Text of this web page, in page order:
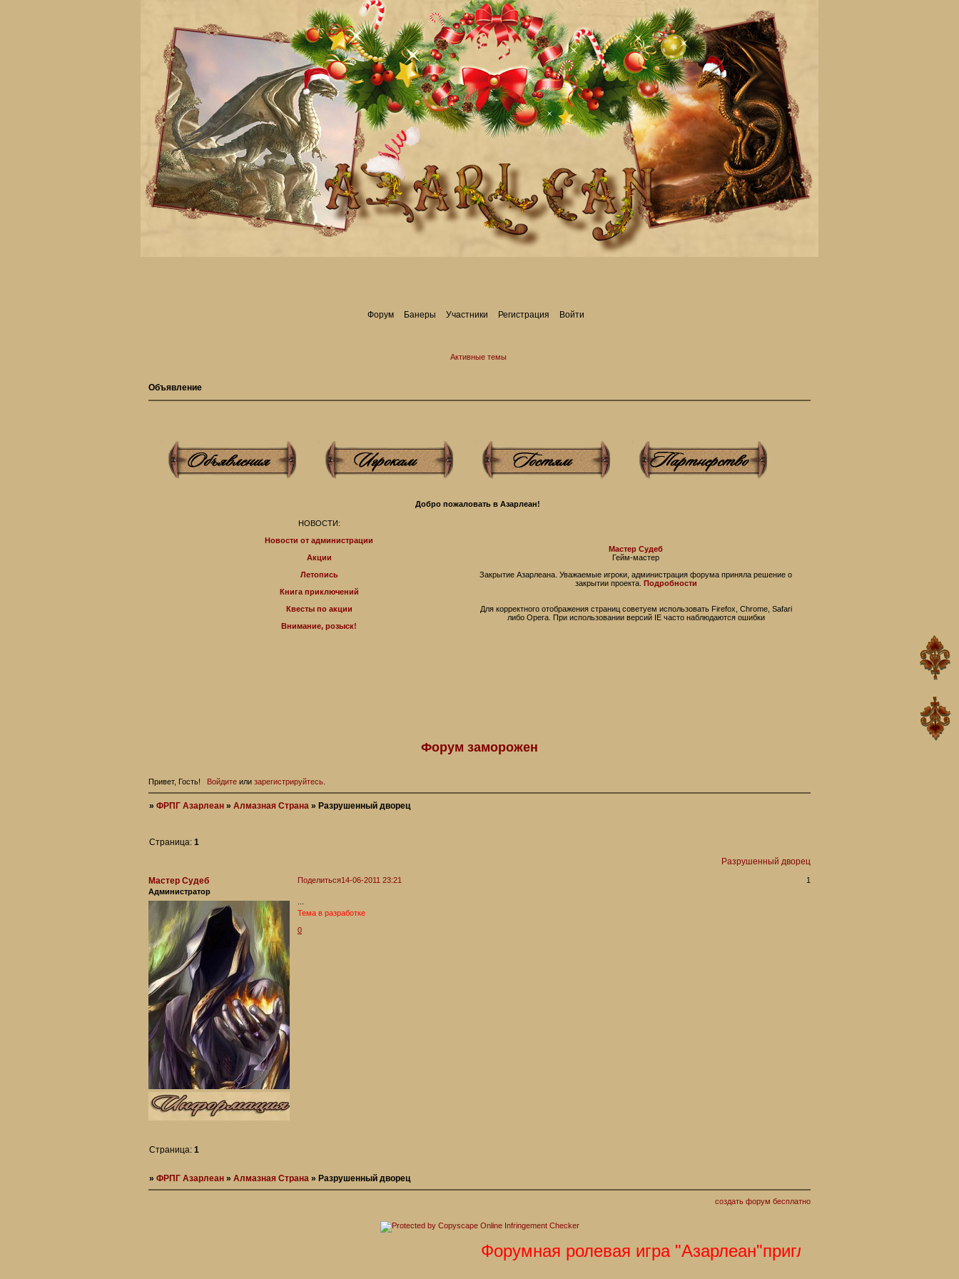
Форум Банеры Участники Регистрация Войти
Активные темы
Объявление
Добро пожаловать в Азарлеан!
НОВОСТИ:
Новости от администрации
Акции
Летопись
Книга приключений
Квесты по акции
Внимание, розыск!
Мастер Судеб
Гейм-мастер
Закрытие Азарлеана. Уважаемые игроки, администрация форума приняла решение о
закрытии проекта.
Подробности
Для корректного отображения страниц советуем использовать Firefox, Chrome, Safari
либо Operа. При использовании версий IE часто наблюдаются ошибки
Форум заморожен
Привет, Гость! Войдитеили зарегистрируйтесь.
»ФРПГ Азарлеан »Алмазная Страна » Разрушенный дворец
Разрушенный дворец
Страница:1
Поделиться 1
14-06-2011 23:21
Мастер Судеб
Администратор
Тема в разработке
0
Страница:1
»ФРПГ Азарлеан »Алмазная Страна » Разрушенный дворец
создать форум бесплатно
Форумная ролевая игра "Азарлеан"приглашает Вас. С